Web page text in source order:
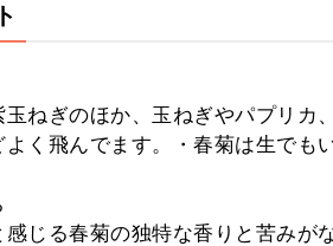
玉ねぎのほか、玉ねぎやパプリ
く飛んでます。・春菊は生でも
じる春菊の独特な香りと苦みが